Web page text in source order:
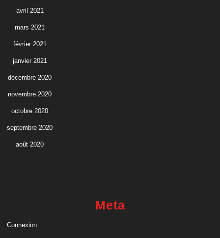
avril 2021
mars 2021
février 2021
janvier 2021
décembre 2020
novembre 2020
octobre 2020
septembre 2020
août 2020
Meta
Connexion